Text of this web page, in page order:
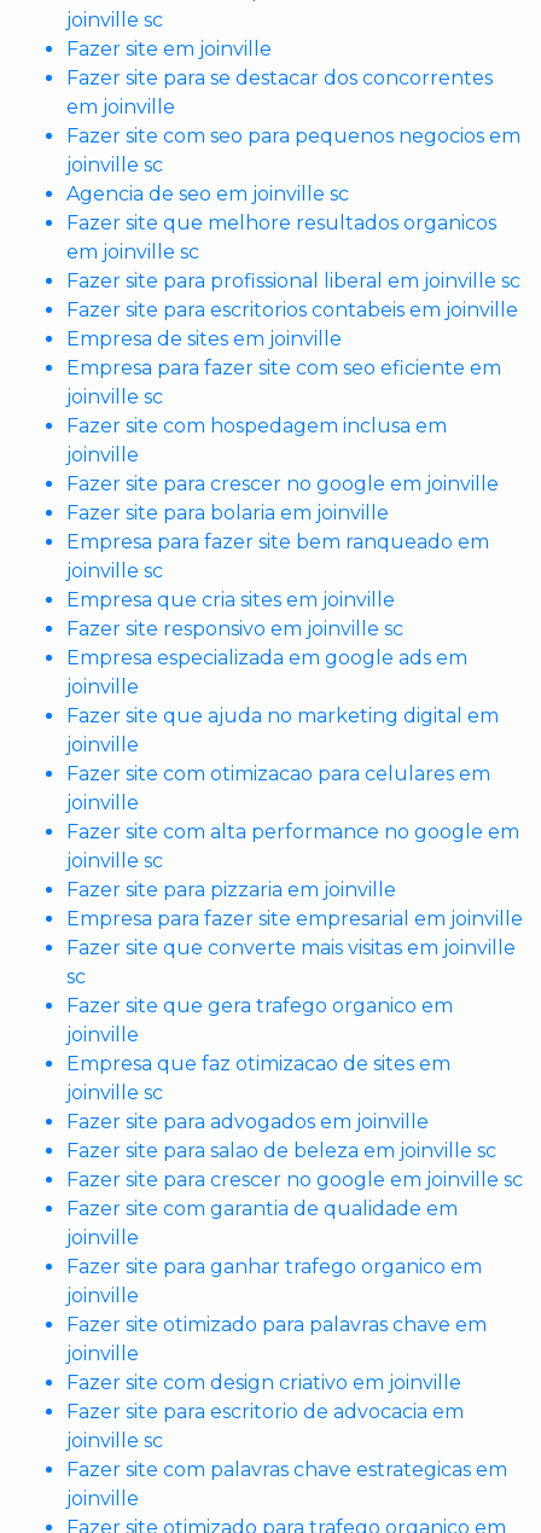
joinville sc
Fazer site em joinville
Fazer site para se destacar dos concorrentes
em joinville
Fazer site com seo para pequenos negocios em
joinville sc
Agencia de seo em joinville sc
Fazer site que melhore resultados organicos
em joinville sc
Fazer site para profissional liberal em joinville sc
Fazer site para escritorios contabeis em joinville
Empresa de sites em joinville
Empresa para fazer site com seo eficiente em
joinville sc
Fazer site com hospedagem inclusa em
joinville
Fazer site para crescer no google em joinville
Fazer site para bolaria em joinville
Empresa para fazer site bem ranqueado em
joinville sc
Empresa que cria sites em joinville
Fazer site responsivo em joinville sc
Empresa especializada em google ads em
joinville
Fazer site que ajuda no marketing digital em
joinville
Fazer site com otimizacao para celulares em
joinville
Fazer site com alta performance no google em
joinville sc
Fazer site para pizzaria em joinville
Empresa para fazer site empresarial em joinville
Fazer site que converte mais visitas em joinville
sc
Fazer site que gera trafego organico em
joinville
Empresa que faz otimizacao de sites em
joinville sc
Fazer site para advogados em joinville
Fazer site para salao de beleza em joinville sc
Fazer site para crescer no google em joinville sc
Fazer site com garantia de qualidade em
joinville
Fazer site para ganhar trafego organico em
joinville
Fazer site otimizado para palavras chave em
joinville
Fazer site com design criativo em joinville
Fazer site para escritorio de advocacia em
joinville sc
Fazer site com palavras chave estrategicas em
joinville
Fazer site otimizado para trafego organico em